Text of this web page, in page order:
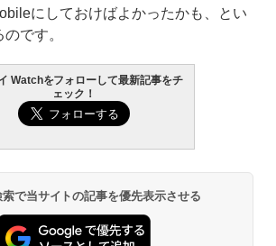
にしておけばよかったかも、とい
です。
Watchをフォローして最新記事をチ
ェック！
で当サイトの記事を優先表示させる